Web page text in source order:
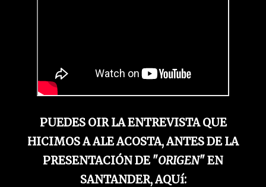
PUEDES OIR LA ENTREVISTA QUE
HICIMOS A ALE ACOSTA, ANTES DE LA
PRESENTACIÓN DE "ORIGEN" EN
SANTANDER, AQUí: